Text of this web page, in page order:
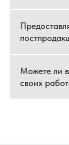
Можете ли
своих